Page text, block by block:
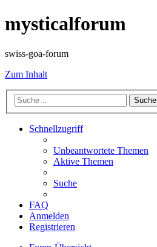
mysticalforum
swiss-goa-forum
Zum Inhalt
Suche
Schnellzugriff
Unbeantwortete Themen
Aktive Themen
Suche
FAQ
Anmelden
Registrieren